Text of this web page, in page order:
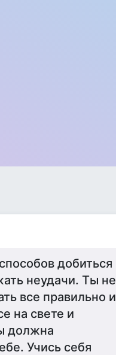
добиться
неудачи. Ты не
все правильно и
на свете и
должна
Учись себя